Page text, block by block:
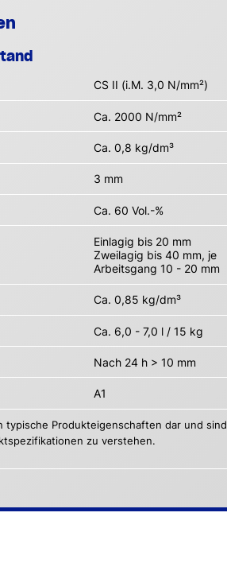
CS II (i.M. 3,0 N/mm²)
Ca. 2000 N/mm²
Ca. 0,8 kg/dm³
3 mm
Ca. 60 Vol.-%
Einlagig bis 20 mm
Zweilagig bis 40 mm, je
Arbeitsgang 10 - 20 mm
Ca. 0,85 kg/dm³
Ca. 6,0 - 7,0 l / 15 kg
Nach 24 h > 10 mm
A1
typische Produkteigenschaften dar und sind
zu verstehen.